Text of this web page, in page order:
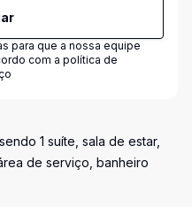
para que a nossa equipe
com a política de
1 suíte, sala de estar,
de serviço, banheiro